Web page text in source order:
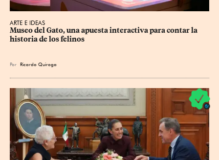
ARTE E IDEAS
Museo del Gato, una apuesta interactiva para contar la
historia de los felinos
Por Ricardo Quiroga